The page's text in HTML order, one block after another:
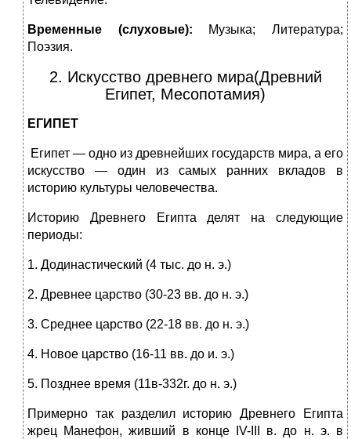
Временные (слуховые): Музыка; Литература;
Поэзия.
2. Искусство древнего мира(Древний
Египет, Месопотамия)
ЕГИПЕТ
Египет — одно из древнейших государств мира, а его
искусство — один из самых ранних вкладов в
историю культуры человечества.
Историю Древнего Египта делят на следующие
периоды:
1. Додинастический (4 тыс. до н. э.)
2. Древнее царство (30-23 вв. до н. э.)
3. Среднее царство (22-18 вв. до н. э.)
4. Новое царство (16-11 вв. до и. э.)
5. Позднее время (11в-332г. до н. э.)
Примерно так разделил историю Древнего Египта
жрец Манефон, живший в конце IV-III в. до н. э. в